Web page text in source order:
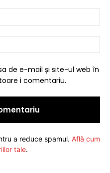
de e-mail și site-ul web în
i comentariu.
a reduce spamul. Află cum
tale.